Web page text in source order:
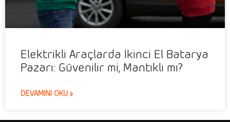
Elektrikli Araçlarda İkinci El Batarya
Pazarı: Güvenilir mi, Mantıklı mı?
DEVAMINI OKU »